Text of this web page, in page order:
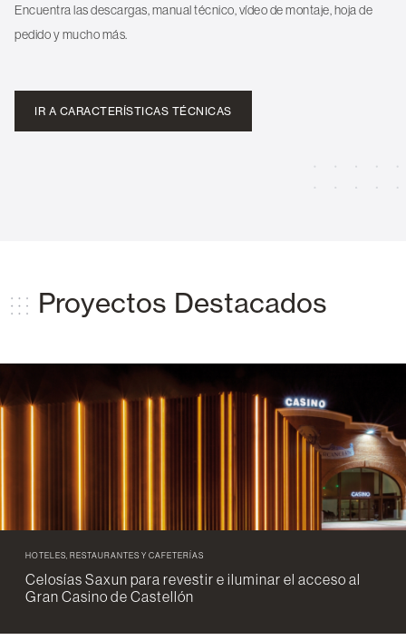
Encuentra las descargas, manual técnico, vídeo de montaje, hoja de
pedido y mucho más.
IR A CARACTERÍSTICAS TÉCNICAS
Proyectos Destacados
HOTELES, RESTAURANTES Y CAFETERÍAS
Celosías Saxun para revestir e iluminar el acceso al
Gran Casino de Castellón